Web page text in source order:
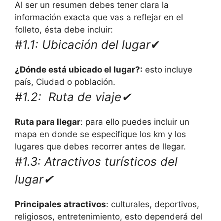
Al ser un resumen debes tener clara la
información exacta que vas a reflejar en el
folleto, ésta debe incluir:
#1.1: Ubicación del lugar✔
¿Dónde está ubicado el lugar?: esto incluye
país, Ciudad o población.
#1.2: Ruta de viaje✔
Ruta para llegar: para ello puedes incluir un
mapa en donde se especifique los km y los
lugares que debes recorrer antes de llegar.
#1.3: Atractivos turísticos del
lugar✔
Principales atractivos: culturales, deportivos,
religiosos, entretenimiento, esto dependerá del